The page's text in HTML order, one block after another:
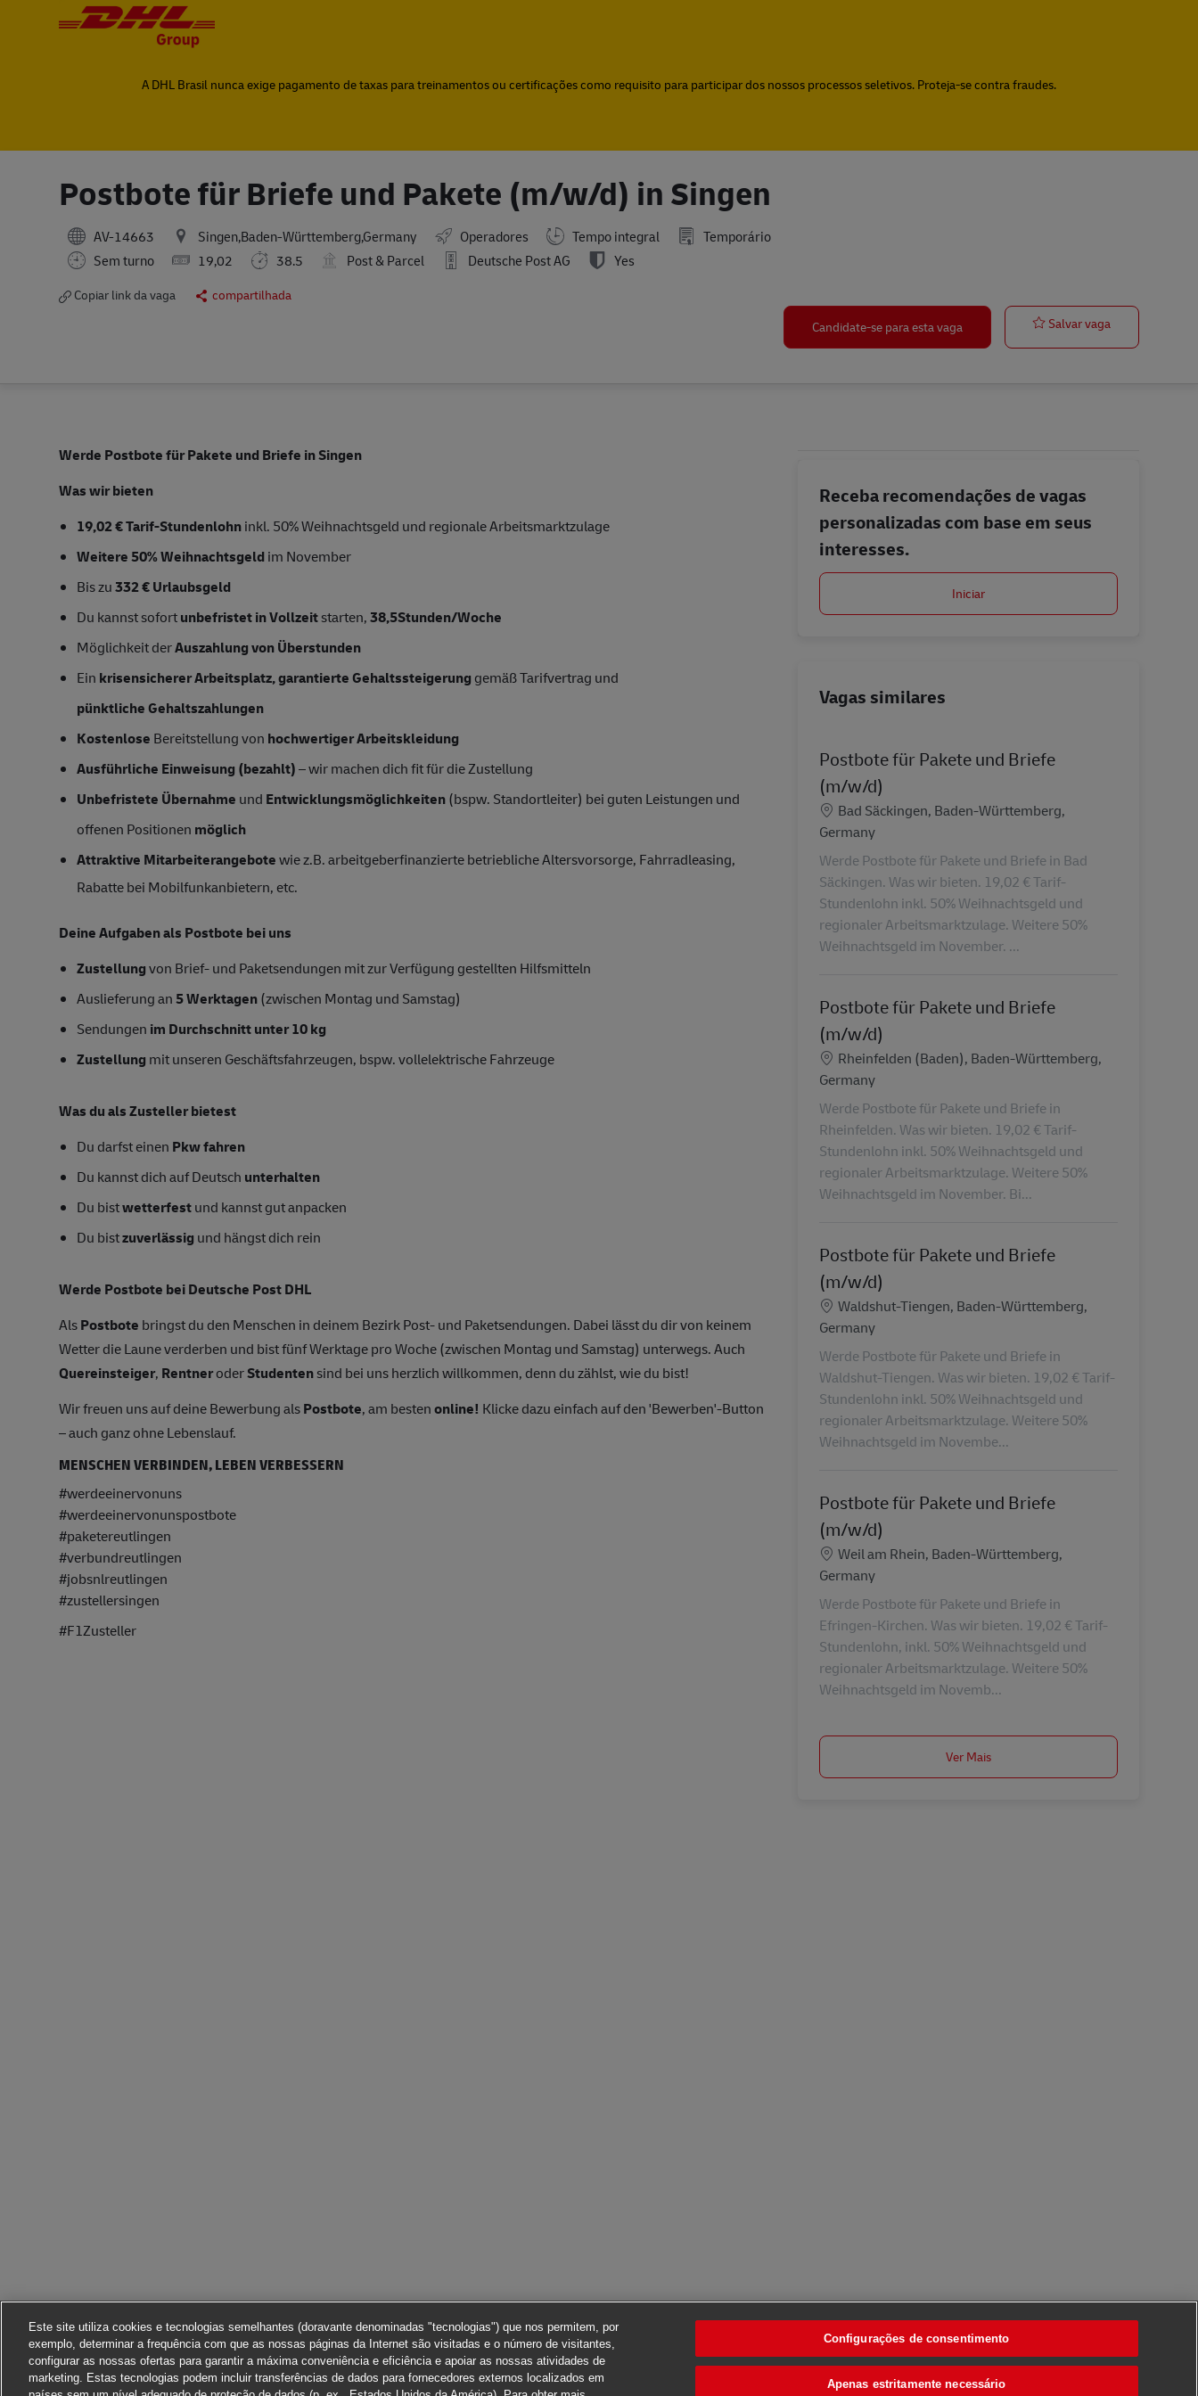
A DHL Brasil nunca exige pagamento de taxas para treinamentos ou certificações como requisito para participar dos nossos processos seletivos. Proteja-se contra fraudes.
Postbote für Briefe und Pakete (m/w/d) in Singen
AV-14663 Singen,Baden-Württemberg,Germany Operadores Tempo integral
Temporário
Sem turno
19,02 38.5 Post & Parcel Deutsche Post AG Yes
Copiar link da vaga
compartilhada
Candidate-se para esta vaga
Salvar vagaPostbote für
Werde Postbote für Pakete und Briefe in Singen
Was wir bieten
19,02 € Tarif-Stundenlohninkl. 50% Weihnachtsgeld und regionale Arbeitsmarktzulage
Weitere 50% Weihnachtsgeldim November
Bis zu332 € Urlaubsgeld
Du kannst sofortunbefristetin Vollzeitstarten,38,5Stunden/Woche
Möglichkeit derAuszahlung von Überstunden
Ein krisensicherer Arbeitsplatz, garantierte Gehaltssteigerung gemäß Tarifvertrag und
pünktliche Gehaltszahlungen
Kostenlose Bereitstellung von hochwertiger Arbeitskleidung
Ausführliche Einweisung (bezahlt)– wir machen dich fit für die Zustellung
Unbefristete Übernahme und Entwicklungsmöglichkeiten(bspw. Standortleiter) bei guten Leistungen und
offenen Positionen möglich
Attraktive Mitarbeiterangebotewie z.B. arbeitgeberfinanzierte betriebliche Altersvorsorge, Fahrradleasing,
Rabatte bei Mobilfunkanbietern, etc.
Deine Aufgaben als Postbote bei uns
Zustellungvon Brief- und Paketsendungen mit zur Verfügung gestellten Hilfsmitteln
Auslieferung an5 Werktagen(zwischen Montag und Samstag)
Sendungen im Durchschnitt unter 10 kg
Zustellung mit unseren Geschäftsfahrzeugen, bspw. vollelektrische Fahrzeuge
Was du als Zusteller bietest
Du darfst einen Pkw fahren
Du kannst dich auf Deutsch unterhalten
Du bistwetterfestund kannst gut anpacken
Du bistzuverlässig und hängst dich rein
Werde Postbote bei Deutsche Post DHL
AlsPostbote bringst du den Menschen in deinem Bezirk Post- und Paketsendungen. Dabei lässt du dir von keinem
Wetter die Laune verderben und bist fünf Werktage pro Woche (zwischen Montag und Samstag) unterwegs. Auch
Quereinsteiger, RentneroderStudentensind bei uns herzlich willkommen, denn du zählst, wie du bist!
Wir freuen uns auf deine Bewerbung alsPostbote, am bestenonline! Klicke dazu einfach auf den 'Bewerben'-Button
– auch ganz ohne Lebenslauf.
MENSCHEN VERBINDEN, LEBEN VERBESSERN
#werdeeinervonuns
#werdeeinervonunspostbote
#paketereutlingen
#verbundreutlingen
#jobsnlreutlingen
#zustellersingen
#F1Zusteller
Receba recomendações de vagas
personalizadas com base em seus
interesses.
Iniciar
Vagas similares
Postbote für Pakete und Briefe
(m/w/d)
Localização
Bad Säckingen, Baden-Württemberg,
Germany
Werde Postbote für Pakete und Briefe in Bad
Säckingen. Was wir bieten. 19,02 € Tarif-
Stundenlohn inkl. 50% Weihnachtsgeld und
regionaler Arbeitsmarktzulage. Weitere 50%
Weihnachtsgeld im November. ...
Postbote für Pakete und Briefe
(m/w/d)
Localização
Rheinfelden (Baden), Baden-Württemberg,
Germany
Werde Postbote für Pakete und Briefe in
Rheinfelden. Was wir bieten. 19,02 € Tarif-
Stundenlohn inkl. 50% Weihnachtsgeld und
regionaler Arbeitsmarktzulage. Weitere 50%
Weihnachtsgeld im November. Bi...
Postbote für Pakete und Briefe
(m/w/d)
Localização
Waldshut-Tiengen, Baden-Württemberg,
Germany
Werde Postbote für Pakete und Briefe in
Waldshut-Tiengen. Was wir bieten. 19,02 € Tarif-
Stundenlohn inkl. 50% Weihnachtsgeld und
regionaler Arbeitsmarktzulage. Weitere 50%
Weihnachtsgeld im Novembe...
Postbote für Pakete und Briefe
(m/w/d)
Localização
Weil am Rhein, Baden-Württemberg,
Germany
Werde Postbote für Pakete und Briefe in
Efringen-Kirchen. Was wir bieten. 19,02 € Tarif-
Stundenlohn, inkl. 50% Weihnachtsgeld und
regionaler Arbeitsmarktzulage. Weitere 50%
Weihnachtsgeld im Novemb...
Ver Mais
Este site utiliza cookies e tecnologias semelhantes (doravante denominadas "tecnologias") que nos permitem, por
exemplo, determinar a frequência com que as nossas páginas da Internet são visitadas e o número de visitantes,
configurar as nossas ofertas para garantir a máxima conveniência e eficiência e apoiar as nossas atividades de
marketing. Estas tecnologias podem incluir transferências de dados para fornecedores externos localizados em
Configurações de consentimento
Apenas estritamente necessário